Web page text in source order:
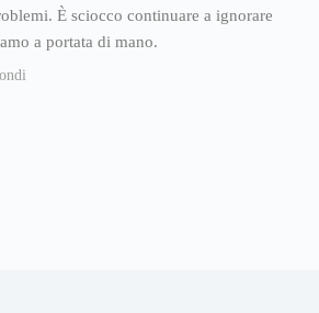
È sciocco continuare a ignorare
a portata di mano.